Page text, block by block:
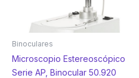
Binoculares
Microscopio Estereoscópico
Serie AP, Binocular 50.920